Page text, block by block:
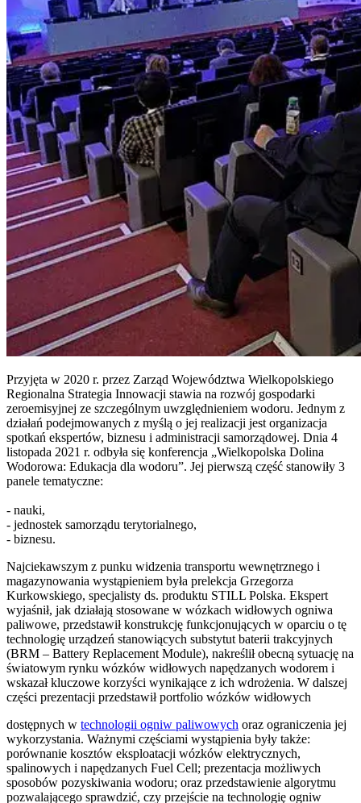
Przyjęta w 2020 r. przez Zarząd Województwa Wielkopolskiego
Regionalna Strategia Innowacji stawia na rozwój gospodarki
zeroemisyjnej ze szczególnym uwzględnieniem wodoru. Jednym z
działań podejmowanych z myślą o jej realizacji jest organizacja
spotkań ekspertów, biznesu i administracji samorządowej. Dnia 4
listopada 2021 r. odbyła się konferencja „Wielkopolska Dolina
Wodorowa: Edukacja dla wodoru”. Jej pierwszą część stanowiły 3
panele tematyczne:
- nauki,
- jednostek samorządu terytorialnego,
- biznesu.
Najciekawszym z punku widzenia transportu wewnętrznego i
magazynowania wystąpieniem była prelekcja Grzegorza
Kurkowskiego, specjalisty ds. produktu STILL Polska. Ekspert
wyjaśnił, jak działają stosowane w wózkach widłowych ogniwa
paliwowe, przedstawił konstrukcję funkcjonujących w oparciu o tę
technologię urządzeń stanowiących substytut baterii trakcyjnych
(BRM – Battery Replacement Module), nakreślił obecną sytuację na
światowym rynku wózków widłowych napędzanych wodorem i
wskazał kluczowe korzyści wynikające z ich wdrożenia. W dalszej
części prezentacji przedstawił portfolio wózków widłowych
dostępnych w technologii ogniw paliwowych oraz ograniczenia jej
wykorzystania. Ważnymi częściami wystąpienia były także:
porównanie kosztów eksploatacji wózków elektrycznych,
spalinowych i napędzanych Fuel Cell; prezentacja możliwych
sposobów pozyskiwania wodoru; oraz przedstawienie algorytmu
pozwalającego sprawdzić, czy przejście na technologię ogniw